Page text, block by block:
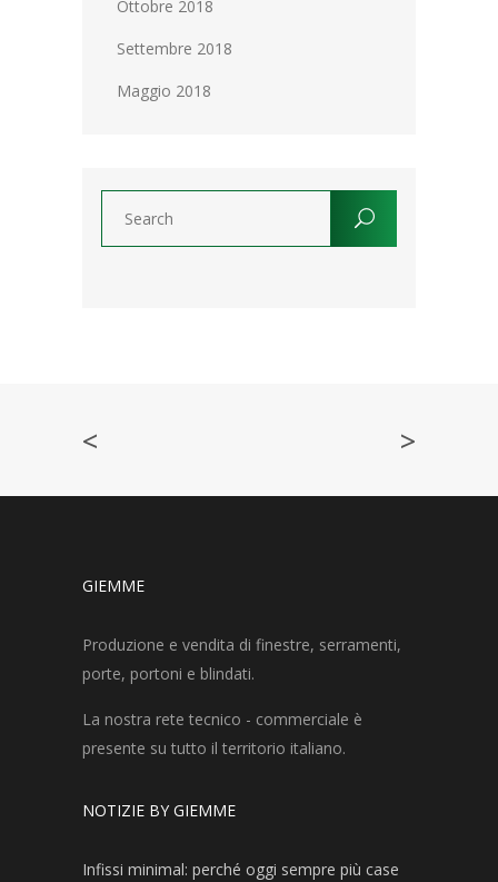
Ottobre 2018
Settembre 2018
Maggio 2018
< >
GIEMME
Produzione e vendita di finestre, serramenti,
porte, portoni e blindati.
La nostra rete tecnico - commerciale è
presente su tutto il territorio italiano.
NOTIZIE BY GIEMME
Infissi minimal: perché oggi sempre più case